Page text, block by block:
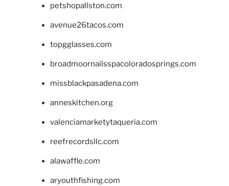
petshopallston.com
avenue26tacos.com
topgglasses.com
broadmoornailsspacoloradosprings.com
missblackpasadena.com
anneskitchen.org
valenciamarketytaqueria.com
reefrecordsllc.com
alawaffle.com
aryouthfishing.com